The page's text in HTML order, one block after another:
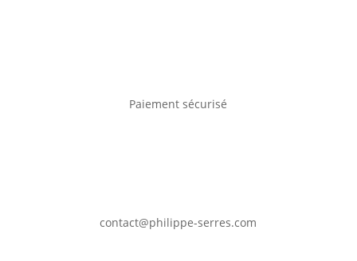
Paiement sécurisé
contact@philippe-serres.com